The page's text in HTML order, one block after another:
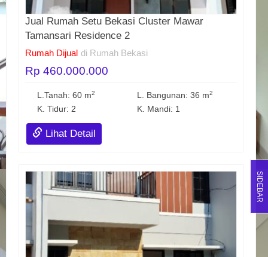
Jual Rumah Setu Bekasi Cluster Mawar
Tamansari Residence 2
Rumah Dijual di Rumah Bekasi
Rp 460.000.000
L.Tanah: 60 m2 L. Bangunan: 36 m2
K. Tidur: 2 K. Mandi: 1
Lihat Detail
SIDEBAR